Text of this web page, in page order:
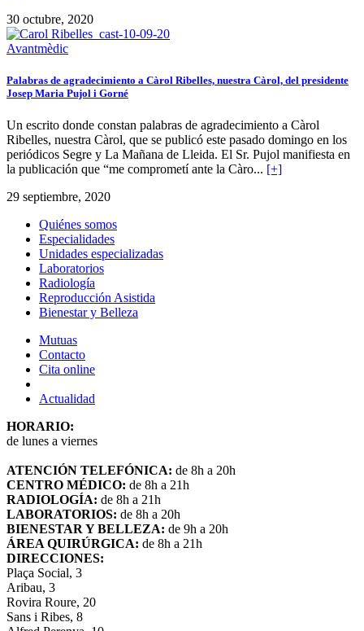
30 octubre, 2020
Avantmèdic
Palabras de agradecimiento a Càrol Ribelles, nuestra Càrol, del presidente
Josep Maria Pujol i Gorné
Un escrito donde constan palabras de agradecimiento a Càrol
Ribelles, nuestra Càrol, que se publicó este pasado domingo en los
periódicos Segre y La Mañana de Lleida. El Sr. Pujol manifiesta en
la publicación que “me comprometí ante la Càro... [+]
29 septiembre, 2020
Quiénes somos
Especialidades
Unidades especializadas
Laboratorios
Radiología
Reproducción Asistida
Bienestar y Belleza
Mutuas
Contacto
Cita online
Actualidad
HORARIO:
de lunes a viernes
ATENCIÓN TELEFÓNICA: de 8h a 20h
CENTRO MÉDICO: de 8h a 21h
RADIOLOGÍA: de 8h a 21h
LABORATORIOS: de 8h a 20h
BIENESTAR Y BELLEZA: de 9h a 20h
ÁREA QUIRÚRGICA: de 8h a 21h
DIRECCIONES:
Plaça Social, 3
Aribau, 3
Rovira Roure, 20
Sans i Ribes, 8